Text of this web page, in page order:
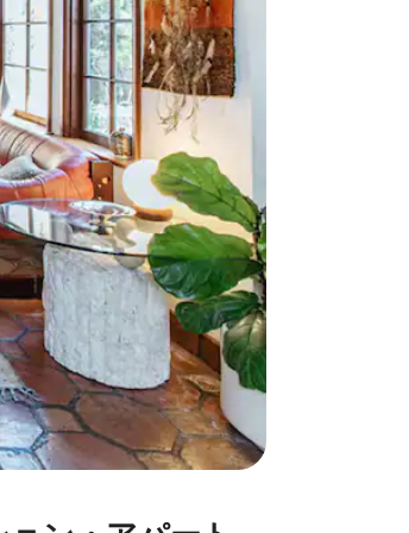
索結果を確認することができます。